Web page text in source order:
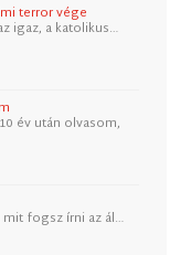
terror vége
igaz, a katolikus…
év után olvasom,
mit fogsz írni az ál…